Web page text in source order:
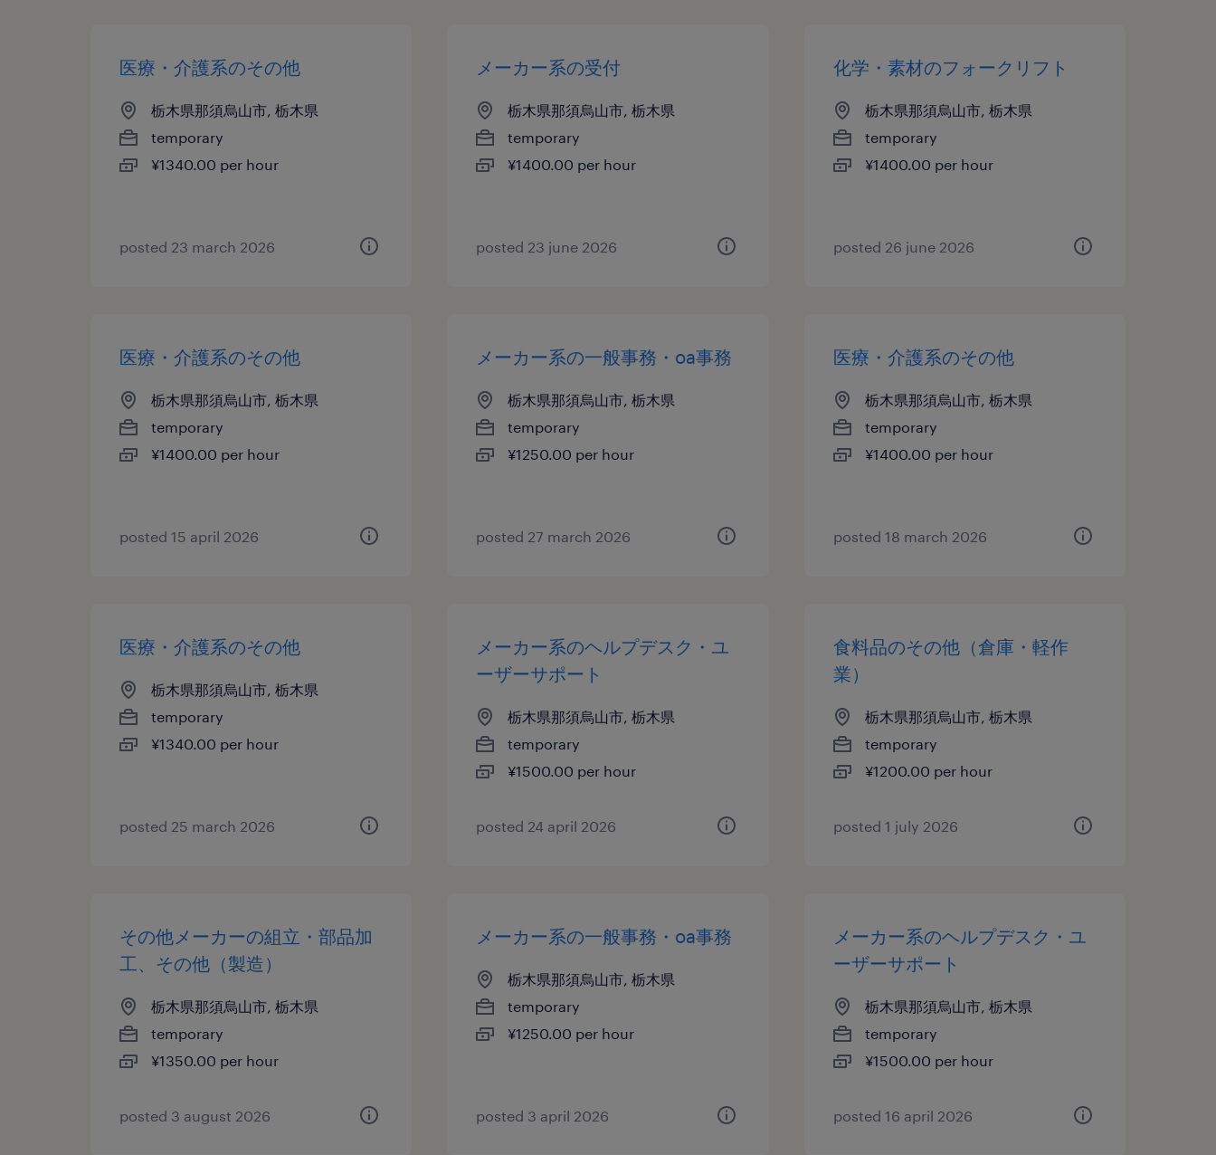
医療・介護系のその他
栃木県那須烏山市, 栃木県
temporary
¥1340.00 per hour
posted 23 march 2026
メーカー系の受付
栃木県那須烏山市, 栃木県
temporary
¥1400.00 per hour
posted 23 june 2026
化学・素材のフォークリフト
栃木県那須烏山市, 栃木県
temporary
¥1400.00 per hour
posted 26 june 2026
医療・介護系のその他
栃木県那須烏山市, 栃木県
temporary
¥1400.00 per hour
posted 15 april 2026
メーカー系の一般事務・oa事務
栃木県那須烏山市, 栃木県
temporary
¥1250.00 per hour
posted 27 march 2026
医療・介護系のその他
栃木県那須烏山市, 栃木県
temporary
¥1400.00 per hour
posted 18 march 2026
医療・介護系のその他
栃木県那須烏山市, 栃木県
temporary
¥1340.00 per hour
posted 25 march 2026
メーカー系のヘルプデスク・ユ
ーザーサポート
栃木県那須烏山市, 栃木県
temporary
¥1500.00 per hour
posted 24 april 2026
食料品のその他（倉庫・軽作
業）
栃木県那須烏山市, 栃木県
temporary
¥1200.00 per hour
posted 1 july 2026
その他メーカーの組立・部品加
工、その他（製造）
栃木県那須烏山市, 栃木県
temporary
¥1350.00 per hour
posted 3 august 2026
メーカー系の一般事務・oa事務
栃木県那須烏山市, 栃木県
temporary
¥1250.00 per hour
posted 3 april 2026
メーカー系のヘルプデスク・ユ
ーザーサポート
栃木県那須烏山市, 栃木県
temporary
¥1500.00 per hour
posted 16 april 2026